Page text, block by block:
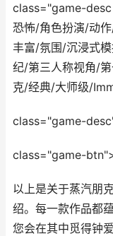
class="game-
恐怖/角色扮演/动
丰富/氛围/沉浸式
纪/第三人称视角/
克/经典/大师级/
class="game-
class="game-
以上是关于蒸汽朋
绍。每一款作品都
您会在其中觅得钟